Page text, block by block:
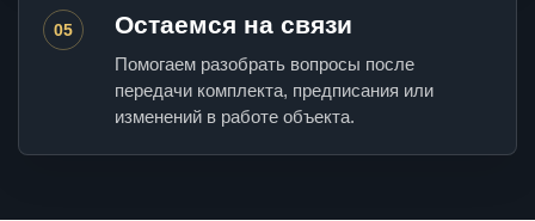
05 Остаемся на связи
Помогаем разобрать вопросы после
передачи комплекта, предписания или
изменений в работе объекта.